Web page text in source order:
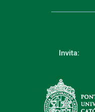
Invita: